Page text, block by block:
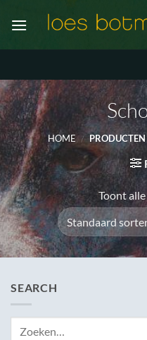
naar
HOME / PRODUCTEN
Toont
SEARCH